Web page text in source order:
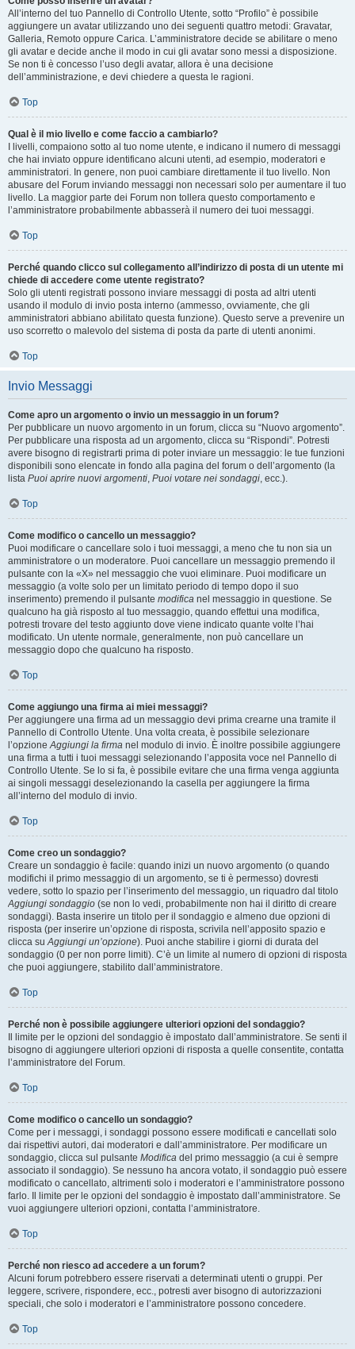
All’interno del tuo Pannello di Controllo Utente, sotto “Profilo” è possibile
aggiungere un avatar utilizzando uno dei seguenti quattro metodi: Gravatar,
Galleria, Remoto oppure Carica. L’amministratore decide se abilitare o meno
gli avatar e decide anche il modo in cui gli avatar sono messi a disposizione.
Se non ti è concesso l’uso degli avatar, allora è una decisione
dell’amministrazione, e devi chiedere a questa le ragioni.
Top
Qual è il mio livello e come faccio a cambiarlo?
I livelli, compaiono sotto al tuo nome utente, e indicano il numero di messaggi
che hai inviato oppure identificano alcuni utenti, ad esempio, moderatori e
amministratori. In genere, non puoi cambiare direttamente il tuo livello. Non
abusare del Forum inviando messaggi non necessari solo per aumentare il tuo
livello. La maggior parte dei Forum non tollera questo comportamento e
l’amministratore probabilmente abbasserà il numero dei tuoi messaggi.
Top
Perché quando clicco sul collegamento all’indirizzo di posta di un utente mi
chiede di accedere come utente registrato?
Solo gli utenti registrati possono inviare messaggi di posta ad altri utenti
usando il modulo di invio posta interno (ammesso, ovviamente, che gli
amministratori abbiano abilitato questa funzione). Questo serve a prevenire un
uso scorretto o malevolo del sistema di posta da parte di utenti anonimi.
Top
Invio Messaggi
Come apro un argomento o invio un messaggio in un forum?
Per pubblicare un nuovo argomento in un forum, clicca su “Nuovo argomento”.
Per pubblicare una risposta ad un argomento, clicca su “Rispondi”. Potresti
avere bisogno di registrarti prima di poter inviare un messaggio: le tue funzioni
disponibili sono elencate in fondo alla pagina del forum o dell’argomento (la
lista Puoi aprire nuovi argomenti, Puoi votare nei sondaggi, ecc.).
Top
Come modifico o cancello un messaggio?
Puoi modificare o cancellare solo i tuoi messaggi, a meno che tu non sia un
amministratore o un moderatore. Puoi cancellare un messaggio premendo il
pulsante con la «X» nel messaggio che vuoi eliminare. Puoi modificare un
messaggio (a volte solo per un limitato periodo di tempo dopo il suo
inserimento) premendo il pulsante modifica nel messaggio in questione. Se
qualcuno ha già risposto al tuo messaggio, quando effettui una modifica,
potresti trovare del testo aggiunto dove viene indicato quante volte l’hai
modificato. Un utente normale, generalmente, non può cancellare un
messaggio dopo che qualcuno ha risposto.
Top
Come aggiungo una firma ai miei messaggi?
Per aggiungere una firma ad un messaggio devi prima crearne una tramite il
Pannello di Controllo Utente. Una volta creata, è possibile selezionare
l’opzioneAggiungi la firma nel modulo di invio. È inoltre possibile aggiungere
una firma a tutti i tuoi messaggi selezionando l’apposita voce nel Pannello di
Controllo Utente. Se lo si fa, è possibile evitare che una firma venga aggiunta
ai singoli messaggi deselezionando la casella per aggiungere la firma
all’interno del modulo di invio.
Top
Come creo un sondaggio?
Creare un sondaggio è facile: quando inizi un nuovo argomento (o quando
modifichi il primo messaggio di un argomento, se ti è permesso) dovresti
vedere, sotto lo spazio per l’inserimento del messaggio, un riquadro dal titolo
Aggiungi sondaggio (se non lo vedi, probabilmente non hai il diritto di creare
sondaggi). Basta inserire un titolo per il sondaggio e almeno due opzioni di
risposta (per inserire un’opzione di risposta, scrivila nell’apposito spazio e
clicca suAggiungi un’opzione). Puoi anche stabilire i giorni di durata del
sondaggio (0 per non porre limiti). C’è un limite al numero di opzioni di risposta
che puoi aggiungere, stabilito dall’amministratore.
Top
Perché non è possibile aggiungere ulteriori opzioni del sondaggio?
Il limite per le opzioni del sondaggio è impostato dall’amministratore. Se senti il
bisogno di aggiungere ulteriori opzioni di risposta a quelle consentite, contatta
l’amministratore del Forum.
Top
Come modifico o cancello un sondaggio?
Come per i messaggi, i sondaggi possono essere modificati e cancellati solo
dai rispettivi autori, dai moderatori e dall’amministratore. Per modificare un
sondaggio, clicca sul pulsante Modifica del primo messaggio (a cui è sempre
associato il sondaggio). Se nessuno ha ancora votato, il sondaggio può essere
modificato o cancellato, altrimenti solo i moderatori e l’amministratore possono
farlo. Il limite per le opzioni del sondaggio è impostato dall’amministratore. Se
vuoi aggiungere ulteriori opzioni, contatta l’amministratore.
Top
Perché non riesco ad accedere a un forum?
Alcuni forum potrebbero essere riservati a determinati utenti o gruppi. Per
leggere, scrivere, rispondere, ecc., potresti aver bisogno di autorizzazioni
speciali, che solo i moderatori e l’amministratore possono concedere.
Top